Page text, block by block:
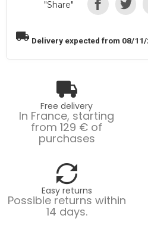
"Share"
local_shipping Delivery expected from 08/
Free delivery
In France, starting
from 129 € of
purchases
Easy returns
Possible returns within
14 days.